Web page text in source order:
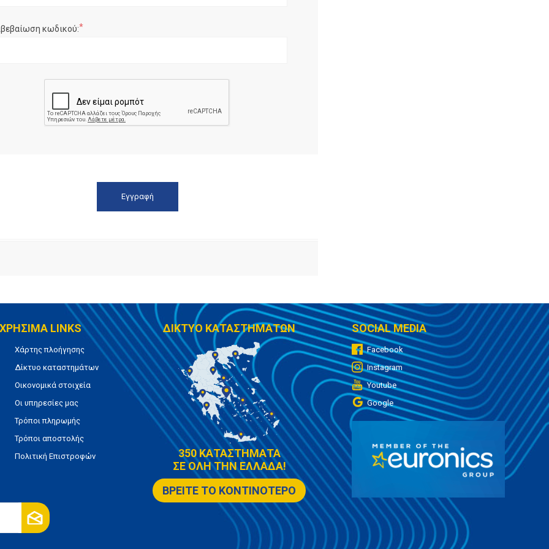
κωδικού:*
ΧΡΗΣΙΜΑ LINKS
Χάρτης πλοήγησης
Δίκτυο καταστημάτων
Οικονομικά στοιχεία
Οι υπηρεσίες μας
Τρόποι πληρωμής
Τρόποι αποστολής
Πολιτική Επιστροφών
ΔΙΚΤΥΟ ΚΑΤΑΣΤΗΜΑΤΩΝ
350 ΚΑΤΑΣΤΗΜΑΤΑ
ΣΕ ΟΛΗ ΤΗΝ ΕΛΛΑΔΑ!
ΒΡΕΙΤΕ ΤΟ ΚΟΝΤΙΝΟΤΕΡΟ
SOCIAL MEDIA
Facebook
Instagram
Youtube
Google